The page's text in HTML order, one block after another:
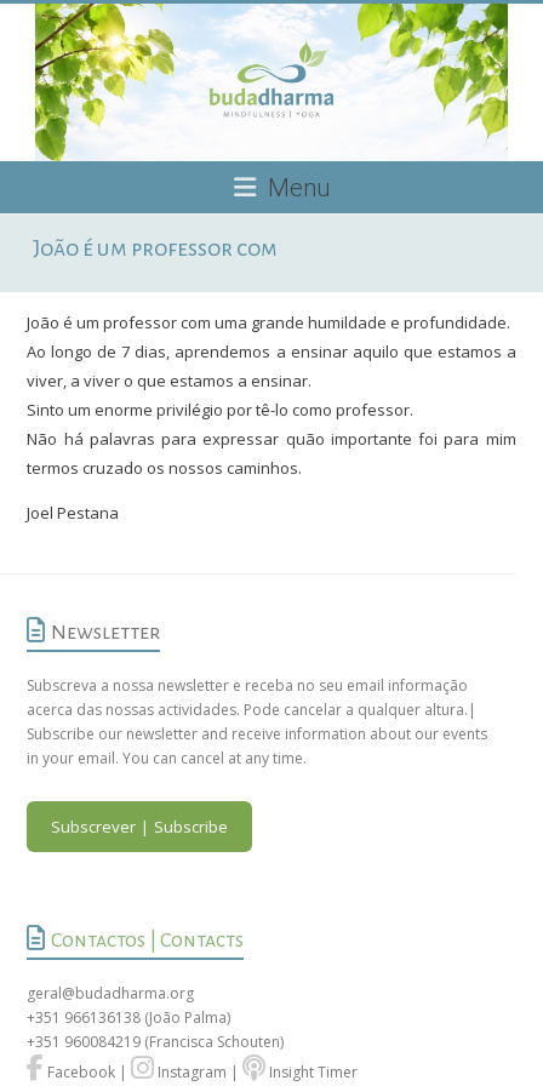
content
Menu
João é um professor com
João é um professor com uma grande humildade e profundidade.
Ao longo de 7 dias, aprendemos a ensinar aquilo que estamos a
viver, a viver o que estamos a ensinar.
Sinto um enorme privilégio por tê-lo como professor.
Não há palavras para expressar quão importante foi para mim
termos cruzado os nossos caminhos.
Joel Pestana
Newsletter
Subscreva a nossa newsletter e receba no seu email informação
acerca das nossas actividades. Pode cancelar a qualquer altura.|
Subscribe our newsletter and receive information about our events
in your email. You can cancel at any time.
Subscrever | Subscribe
Contactos | Contacts
geral@budadharma.org
+351 966136138 (João Palma)
+351 960084219 (Francisca Schouten)
Facebook | Instagram | Insight Timer